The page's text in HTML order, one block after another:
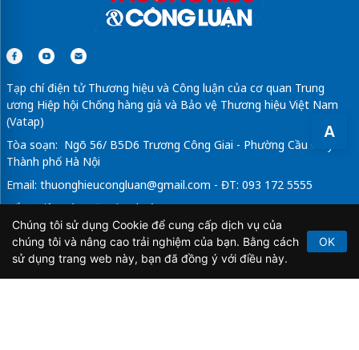
A
Tạp chí điện tử Thương hiệu và Công luận của cơ quan Trung
ương Hiệp hội Chống hàng giả và Bảo vệ Thương hiệu Việt Nam
(Vatap)
Tòa soạn: Ngõ 56/ B5D6 Trương Công Giai - Phường Cầu Giấy -
Thành phố Hà Nội
Email: thuonghieucongluan@gmail.com - ĐT: 093 172 5555
Tổng Biên Tập: Vũ Đức Thuận
Giấy phép hoạt động báo chí điện tử số 64/GP-BTTTT do Bộ
Thông tin và Truyền thông cấp ngày 21/2/2020.
Chúng tôi sử dụng Cookie để cung cấp dịch vụ của
chúng tôi và nâng cao trải nghiệm của bạn. Bằng cách
sử dụng trang web này, bạn đã đồng ý với điều này.
OK